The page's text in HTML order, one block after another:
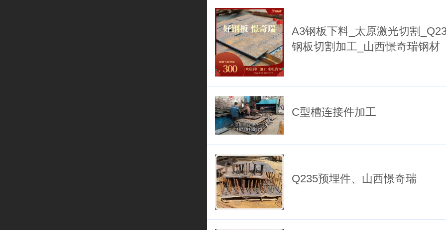
A3钢板下料_太原激光切割
钢板切割加工_山西憬奇瑞钢材
C型槽连接件加工
Q235预埋件、山西憬奇瑞